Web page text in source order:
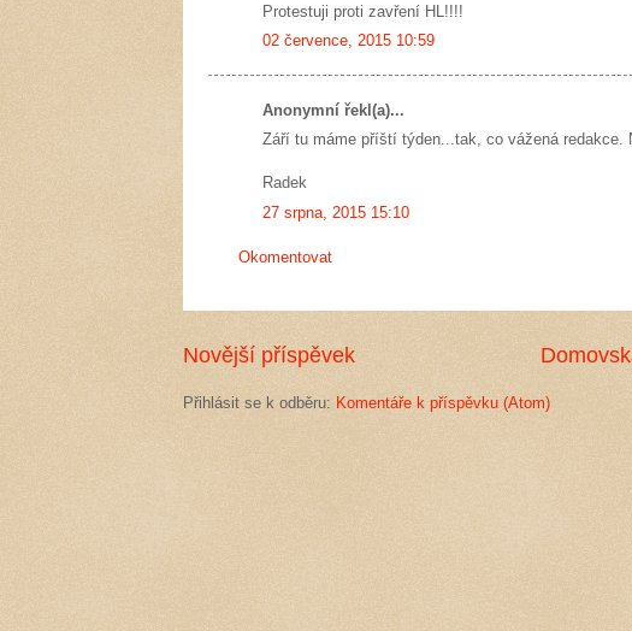
Protestuji proti zavření HL!!!!
02 července, 2015 10:59
Anonymní řekl(a)...
Září tu máme příští týden...tak, co vážená redakce.
Radek
27 srpna, 2015 15:10
Okomentovat
Novější příspěvek
Přihlásit se k odběru: Komentáře k příspěvku (Atom)